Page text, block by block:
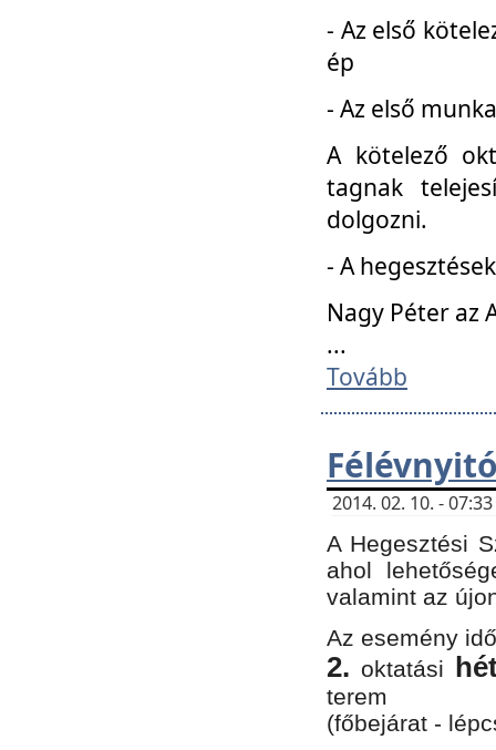
- Az első
ép
- Az első
A kötelező
tagnak
dolgozni.
- A
Nagy Péter az
...
Tovább
2014. 02. 10. -
A Hegesztési
ahol
valamint az
Az esemény
2. oktatási
terem
(főbejárat -